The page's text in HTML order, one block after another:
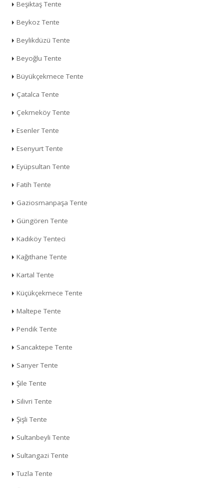
Beşiktaş Tente
Beykoz Tente
Beylikdüzü Tente
Beyoğlu Tente
Büyükçekmece Tente
Çatalca Tente
Çekmeköy Tente
Esenler Tente
Esenyurt Tente
Eyüpsultan Tente
Fatih Tente
Gaziosmanpaşa Tente
Güngören Tente
Kadıköy Tenteci
Kağıthane Tente
Kartal Tente
Küçükçekmece Tente
Maltepe Tente
Pendik Tente
Sancaktepe Tente
Sarıyer Tente
Şile Tente
Silivri Tente
Şişli Tente
Sultanbeyli Tente
Sultangazi Tente
Tuzla Tente